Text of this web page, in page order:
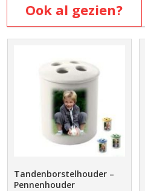
Ook al gezien?
Tandenborstelhouder –
Pennenhouder